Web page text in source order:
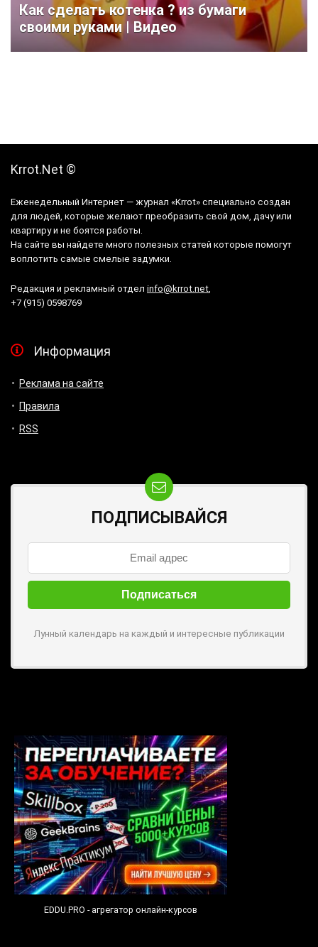
Как сделать котенка ? из бумаги
своими руками | Видео
Krrot.Net ©
Еженедельный Интернет — журнал «Krrot» специально создан
для людей, которые желают преобразить свой дом, дачу или
квартиру и не боятся работы.
На сайте вы найдете много полезных статей которые помогут
воплотить самые смелые задумки.
Редакция и рекламный отдел info@krrot.net
+7 (915) 0598769
Информация
Реклама на сайте
Правила
RSS
ПОДПИСЫВАЙСЯ
Лунный календарь на каждый и интересные публикации
EDDU.PRO - агрегатор онлайн-курсов